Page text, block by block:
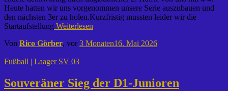
Heute hatten wir uns vorgenommen unsere Serie auszubauen und
den nächsten 3er zu holen.Kurzfristig mussten leider wir die
Startaufstellung Weiterlesen
Von Rico Görber, vor3 Monaten16. Mai 2026
Fußball | Laager SV 03
Souveräner Sieg der D1-Junioren